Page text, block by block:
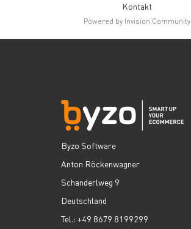
Kontakt
Powered by Invision Community
Byzo Software
Anton Röckenwagner
Schanderlweg 9
Deutschland
Tel.: +49 8679 8199299